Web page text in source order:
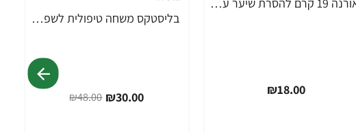
אורנה 19 קרם להסרת שיער עדין במיוחד 90 מ"ל
₪18.00
-38% בליסטקס משחה טיפולית לשפתיים 10 גרם אריזה גדולה SPF 10 - מבית Blistex
₪30.00
₪48.00